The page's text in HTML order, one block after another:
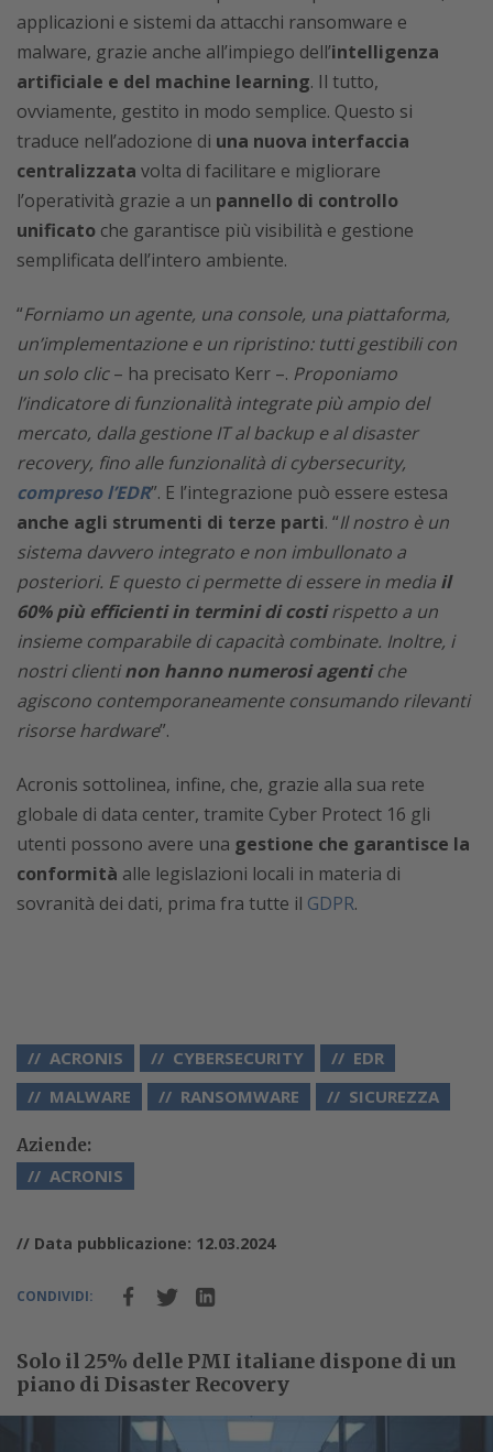
applicazioni e sistemi da attacchi ransomware e
malware, grazie anche all’impiego dell’intelligenza
artificiale e del machine learning. Il tutto,
ovviamente, gestito in modo semplice. Questo si
traduce nell’adozione di una nuova interfaccia
centralizzata volta di facilitare e migliorare
l’operatività grazie a un pannello di controllo
unificato che garantisce più visibilità e gestione
semplificata dell’intero ambiente.
“Forniamo un agente, una console, una piattaforma,
un’implementazione e un ripristino: tutti gestibili con
un solo clic– ha precisato Kerr –. Proponiamo
l’indicatore di funzionalità integrate più ampio del
mercato, dalla gestione IT al backup e al disaster
recovery, fino alle funzionalità di cybersecurity,
compreso l’EDR”. E l’integrazione può essere estesa
anche agli strumenti di terze parti. “Il nostro è un
sistema davvero integrato e non imbullonato a
posteriori. E questo ci permette di essere in media il
60% più efficienti in termini di costirispetto a un
insieme comparabile di capacità combinate. Inoltre, i
nostri clientinon hanno numerosi agentiche
agiscono contemporaneamente consumando rilevanti
risorse hardware”.
Acronis sottolinea, infine, che, grazie alla sua rete
globale di data center, tramite Cyber Protect 16 gli
utenti possono avere una gestione che garantisce la
conformità alle legislazioni locali in materia di
sovranità dei dati, prima fra tutte il GDPR.
ACRONIS CYBERSECURITY
EDR
MALWARE
RANSOMWARE SICUREZZA
Aziende:
ACRONIS
// Data pubblicazione: 12.03.2024
CONDIVIDI:
Solo il 25% delle PMI italiane dispone di un
piano di Disaster Recovery